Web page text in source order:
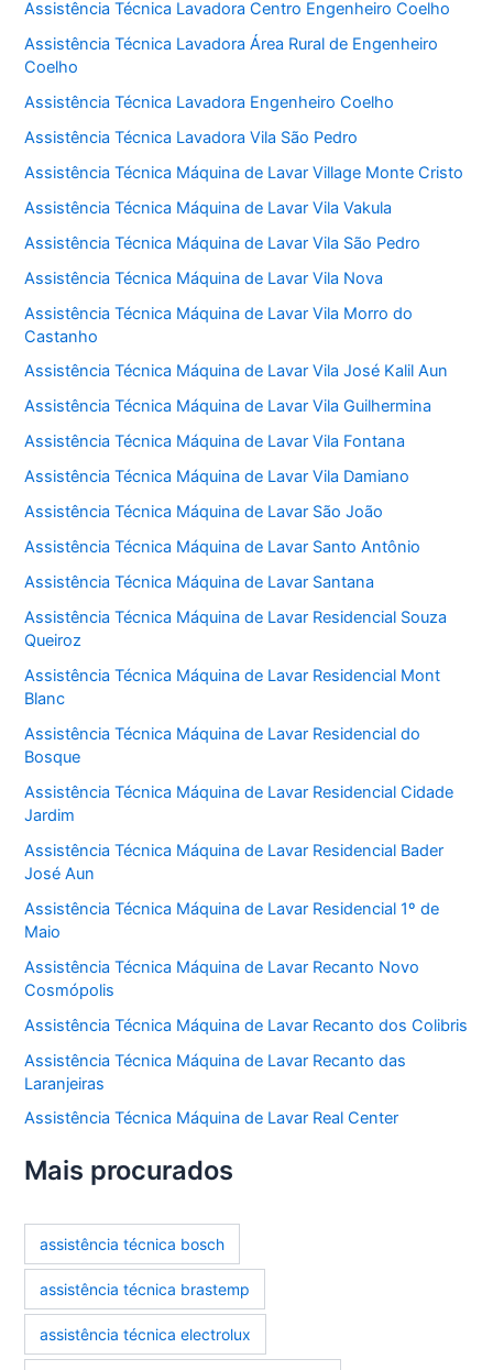
Assistência Técnica Lavadora Centro Engenheiro Coelho
Assistência Técnica Lavadora Área Rural de Engenheiro
Coelho
Assistência Técnica Lavadora Engenheiro Coelho
Assistência Técnica Lavadora Vila São Pedro
Assistência Técnica Máquina de Lavar Village Monte Cristo
Assistência Técnica Máquina de Lavar Vila Vakula
Assistência Técnica Máquina de Lavar Vila São Pedro
Assistência Técnica Máquina de Lavar Vila Nova
Assistência Técnica Máquina de Lavar Vila Morro do
Castanho
Assistência Técnica Máquina de Lavar Vila José Kalil Aun
Assistência Técnica Máquina de Lavar Vila Guilhermina
Assistência Técnica Máquina de Lavar Vila Fontana
Assistência Técnica Máquina de Lavar Vila Damiano
Assistência Técnica Máquina de Lavar São João
Assistência Técnica Máquina de Lavar Santo Antônio
Assistência Técnica Máquina de Lavar Santana
Assistência Técnica Máquina de Lavar Residencial Souza
Queiroz
Assistência Técnica Máquina de Lavar Residencial Mont
Blanc
Assistência Técnica Máquina de Lavar Residencial do
Bosque
Assistência Técnica Máquina de Lavar Residencial Cidade
Jardim
Assistência Técnica Máquina de Lavar Residencial Bader
José Aun
Assistência Técnica Máquina de Lavar Residencial 1º de
Maio
Assistência Técnica Máquina de Lavar Recanto Novo
Cosmópolis
Assistência Técnica Máquina de Lavar Recanto dos Colibris
Assistência Técnica Máquina de Lavar Recanto das
Laranjeiras
Assistência Técnica Máquina de Lavar Real Center
Mais procurados
assistência técnica bosch
assistência técnica brastemp
assistência técnica electrolux